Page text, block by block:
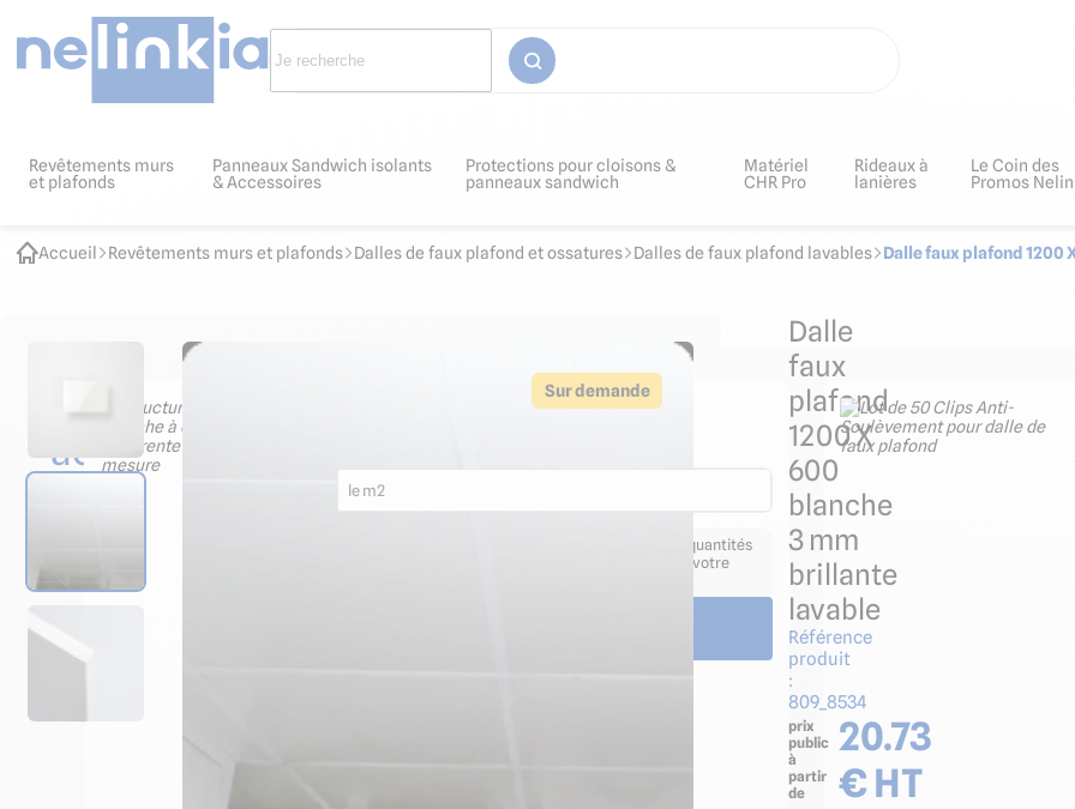
Revêtements murs
et plafonds
Panneaux Sandwich isolants
& Accessoires
Protections pour cloisons &
panneaux sandwich
Matériel
CHR Pro
Rideaux à
lanières
Le Coin des
Promos
Accueil Revêtements murs et plafonds Dalles de faux plafond et ossatures Dalles de faux plafond lavables Dalle faux plafond 1200
Sur demande
Dalle
faux
plafond
1200 X
600
blanche
3 mm
brillante
lavable
Référence
produit
:
809_8534
prix
public
à
partir
de
20.73
€ HT
Les
accessoires
Structure de faux-plafond blanche à ossature
le m2
Nous consulter pour un devis adapté à vos besoins / quantités
et répartitions des composants selon dimensions de votre